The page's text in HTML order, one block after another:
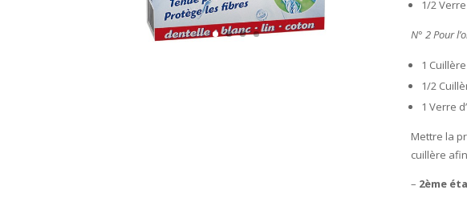
1/2 Verre
N° 2 Pour
1
1/2
1 Verre
Mettre la
cuillère
– 2ème